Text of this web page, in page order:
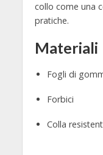
collo come una
pratiche.
Materiali
Fogli di
Forbici
Colla